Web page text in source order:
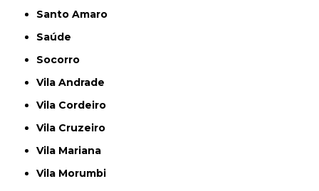
Santo Amaro
Saúde
Socorro
Vila Andrade
Vila Cordeiro
Vila Cruzeiro
Vila Mariana
Vila Morumbi